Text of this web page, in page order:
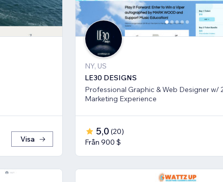
Visa
NY, US
LE30 DESIGNS
Professional Graphic & Web Designer w/
Marketing Experience
5,0 (20)
Från 900 $